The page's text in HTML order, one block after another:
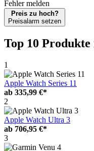
Fehler melden
Preis zu hoch?
Preisalarm setzen
Top 10 Produkte
1
Apple Watch Series 11
ab 335,99 €*
2
Apple Watch Ultra 3
ab 706,95 €*
3